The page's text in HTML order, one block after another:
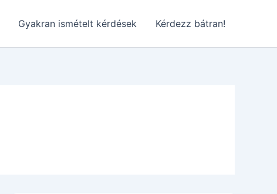
Gyakran ismételt kérdések Kérdezz bátran!